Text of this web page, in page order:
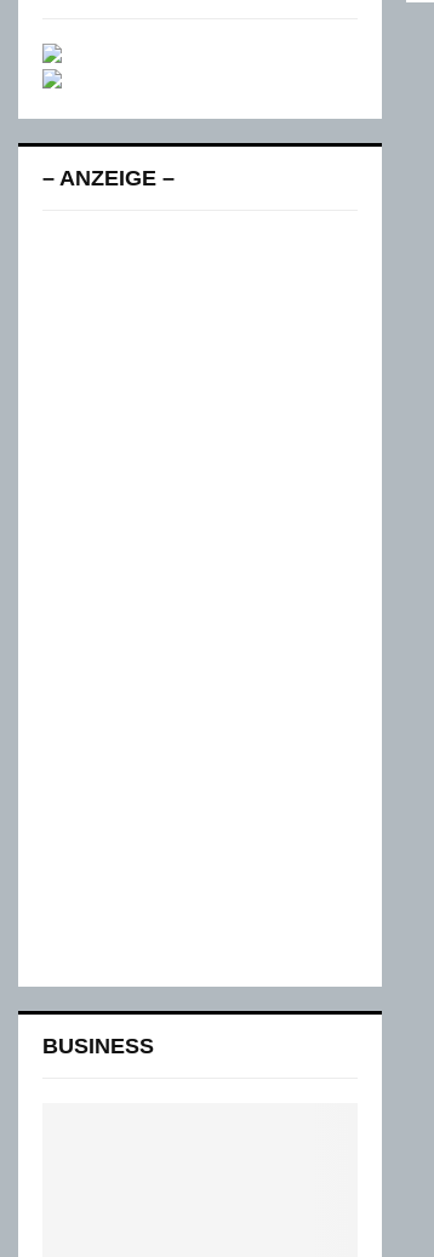
– ANZEIGE –
BUSINESS